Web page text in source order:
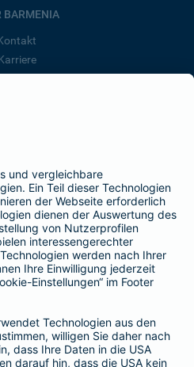
BARMENIA
BarmeniaGothaer
SEITEN
ändern
melden